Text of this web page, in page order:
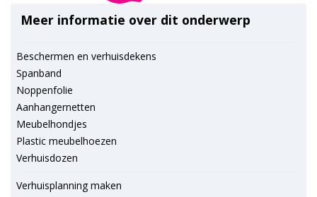
Meer informatie over dit onderwerp
Beschermen en verhuisdekens
Spanband
Noppenfolie
Aanhangernetten
Meubelhondjes
Plastic meubelhoezen
Verhuisdozen
Verhuisplanning maken